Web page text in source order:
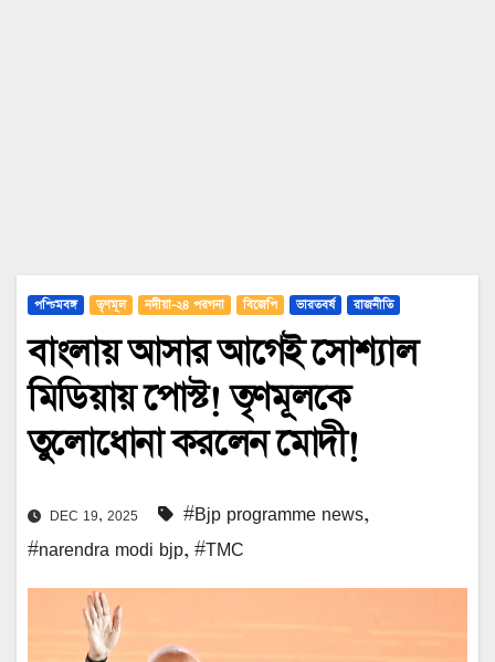
পশ্চিমবঙ্গ তৃণমূল নদীয়া-২৪ পরগনা বিজেপি ভারতবর্ষ রাজনীতি
বাংলায় আসার আগেই সোশ্যাল
মিডিয়ায় পোস্ট! তৃণমূলকে
তুলোধোনা করলেন মোদী!
DEC 19, 2025 #Bjp programme news,
#narendra modi bjp, #TMC